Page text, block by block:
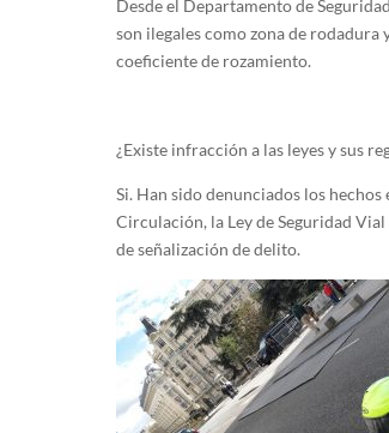
Desde el Departamento de
son ilegales como zona de
coeficiente de rozamiento.
¿Existe infracción a las leyes y sus
Si. Han sido denunciados los
Circulación, la Ley de Seguridad
de señalización de delito.